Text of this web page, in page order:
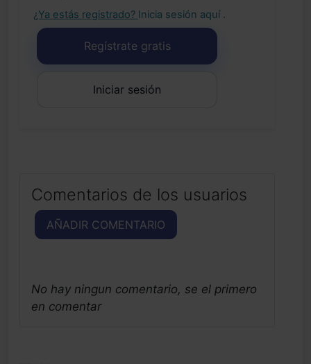
¿Ya estás registrado? Inicia sesión aquí
Regístrate gratis
Iniciar sesión
Comentarios de los usuarios
AÑADIR COMENTARIO
No hay ningun comentario, se el primero
en comentar